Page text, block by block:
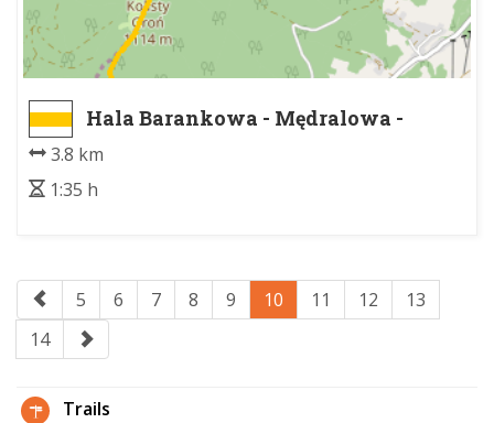
Hala Barankowa - Mędralowa -
3.8 km
1:35 h
5 6 7 8 9 10 11 12
13
14
Trails